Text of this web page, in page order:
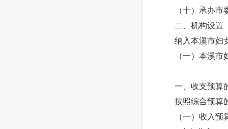
（十）承办市委
二、机构设置
纳入本溪市妇女
（一）本溪市
一、收支预算
按照综合预算的
（一）收入预算